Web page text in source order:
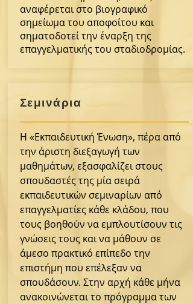
αναφέρεται στο βιογραφικό
σημείωμα του αποφοίτου και
σηματοδοτεί την έναρξη της
επαγγελματικής του σταδιοδρομίας.
Σεμινάρια
Η «Εκπαιδευτική Ένωση», πέρα από
την άριστη διεξαγωγή των
μαθημάτων, εξασφαλίζει στους
σπουδαστές της μία σειρά
εκπαιδευτικών σεμιναρίων από
επαγγελματίες κάθε κλάδου, που
τους βοηθούν να εμπλουτίσουν τις
γνώσεις τους και να μάθουν σε
άμεσο πρακτικό επίπεδο την
επιστήμη που επέλεξαν να
σπουδάσουν. Στην αρχή κάθε μήνα
ανακοινώνεται το πρόγραμμα των
Ορθόδοξη
Λατρεία
καi
Ποιμαντική
Φροντίδα
Κε.Δι.Βι.Μ1